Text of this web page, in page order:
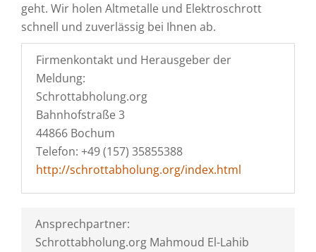
geht. Wir holen Altmetalle und Elektroschrott
schnell und zuverlässig bei Ihnen ab.
Firmenkontakt und Herausgeber der
Meldung:
Schrottabholung.org
Bahnhofstraße 3
44866 Bochum
Telefon: +49 (157) 35855388
http://schrottabholung.org/index.html
Ansprechpartner:
Schrottabholung.org Mahmoud El-Lahib